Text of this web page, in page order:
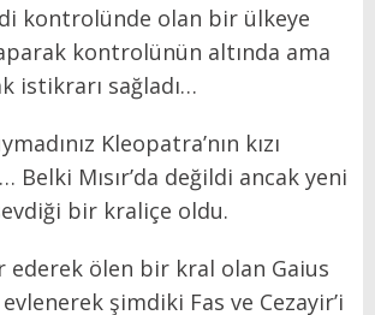
kontrolünde olan bir ülkeye
kontrolünün altında ama
istikrarı sağladı…
Kleopatra’nın kızı
Belki Mısır’da değildi ancak yeni
bir kraliçe oldu.
ederek ölen bir kral olan Gaius
şimdiki Fas ve Cezayir’i